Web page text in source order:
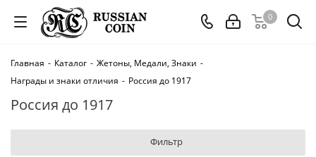
0
Главная - Каталог - Жетоны, Медали, Знаки -
Награды и знаки отличия - Россия до 1917
Россия до 1917
Фильтр